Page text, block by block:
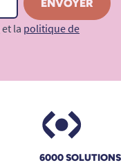
et la politique de
6000